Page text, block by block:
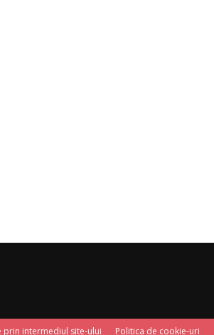
intermediul site-ului Politica de cookie-uri